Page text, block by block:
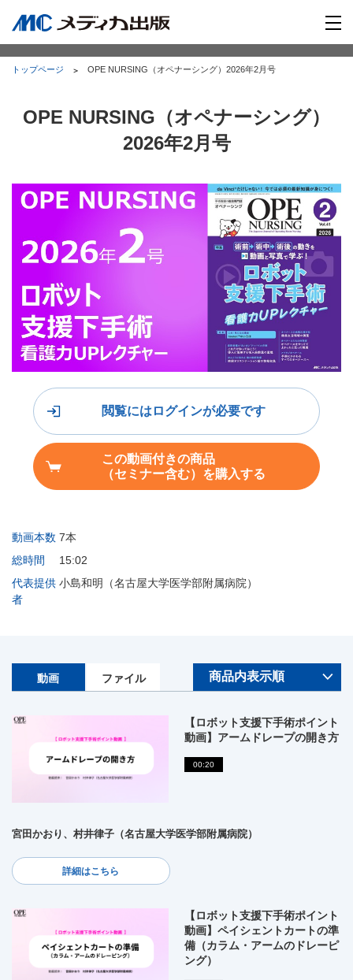
トップページ OPE NURSING（オペナーシング）2026年2月号
OPE NURSING（オペナーシング）
2026年2月号
動画本数 7本
総時間
15:02
代表提供
者
小島和明（名古屋大学医学部附属病院）
閲覧にはログインが必要です
この動画付きの商品
（セミナー含む）を購入する
動画 ファイル
【ロボット支援下手術ポイント
動画】アームドレープの開き方
00:20
宮田かおり、村井律子（名古屋大学医学部附属病院）
詳細はこちら
【ロボット支援下手術ポイント
動画】ペイシェントカートの準
備（カラム・アームのドレーピ
ング）